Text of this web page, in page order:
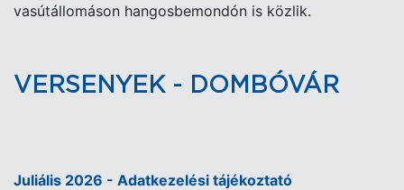
vasútállomáson hangosbemondón is közlik.
VERSENYEK - DOMBÓVÁR
Juliális 2026 - Adatkezelési tájékoztató